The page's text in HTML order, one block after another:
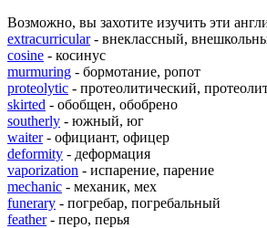
Возможно, вы захотите изучить эти
extracurricular- внеклассный,
cosine - косинус
murmuring - бормотание, ропот
proteolytic - протеолитический,
skirted - обобщен, обобрено
southerly - южный, юг
waiter- официант, офицер
deformity - деформация
vaporization - испарение, парение
mechanic - механик, мех
funerary - погребар, погребальный
feather- перо, перья